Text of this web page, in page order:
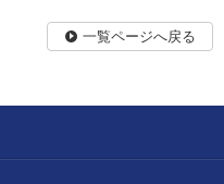
一覧ページへ戻る